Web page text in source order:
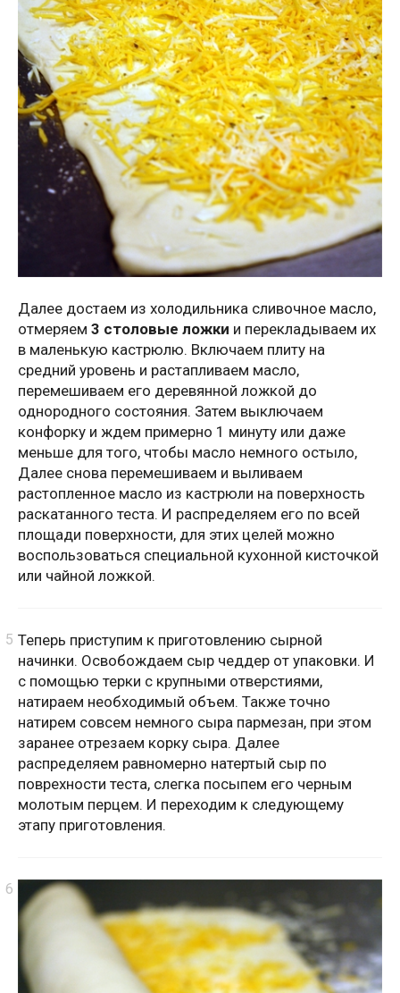
Далее достаем из холодильника сливочное масло,
отмеряем 3 столовые ложки и перекладываем их
в маленькую кастрюлю. Включаем плиту на
средний уровень и растапливаем масло,
перемешиваем его деревянной ложкой до
однородного состояния. Затем выключаем
конфорку и ждем примерно 1 минуту или даже
меньше для того, чтобы масло немного остыло,
Далее снова перемешиваем и выливаем
растопленное масло из кастрюли на поверхность
раскатанного теста. И распределяем его по всей
площади поверхности, для этих целей можно
воспользоваться специальной кухонной кисточкой
или чайной ложкой.
Теперь приступим к приготовлению сырной
начинки. Освобождаем сыр чеддер от упаковки. И
с помощью терки с крупными отверстиями,
натираем необходимый объем. Также точно
натирем совсем немного сыра пармезан, при этом
заранее отрезаем корку сыра. Далее
распределяем равномерно натертый сыр по
поврехности теста, слегка посыпем его черным
молотым перцем. И переходим к следующему
этапу приготовления.